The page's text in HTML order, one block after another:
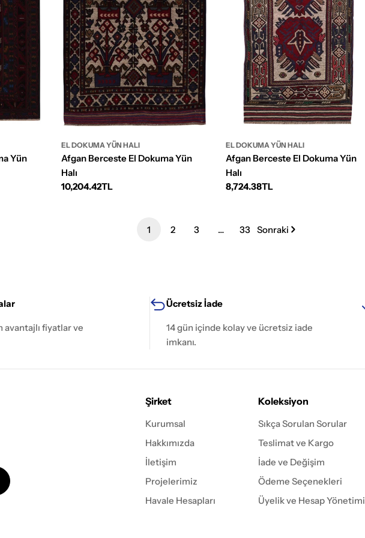
Yün
EL DOKUMA YÜN HALI
Afgan Berceste El Dokuma Yün
Halı
Normal
10,204.42TL
EL DOKUMA YÜN HALI
Afgan Berceste El Dokuma Yün
Halı
Normal
8,724.38TL
1 2 3 … 33 Sonraki
avantajlı fiyatlar ve
Ücretsiz İade
14 gün içinde kolay ve ücretsiz iade
imkanı.
Şirket
Kurumsal
Hakkımızda
İletişim
Projelerimiz
Havale Hesapları
Koleksiyon
Sıkça Sorulan Sorular
Teslimat ve Kargo
İade ve Değişim
Ödeme Seçenekleri
Üyelik ve Hesap Yönetimi